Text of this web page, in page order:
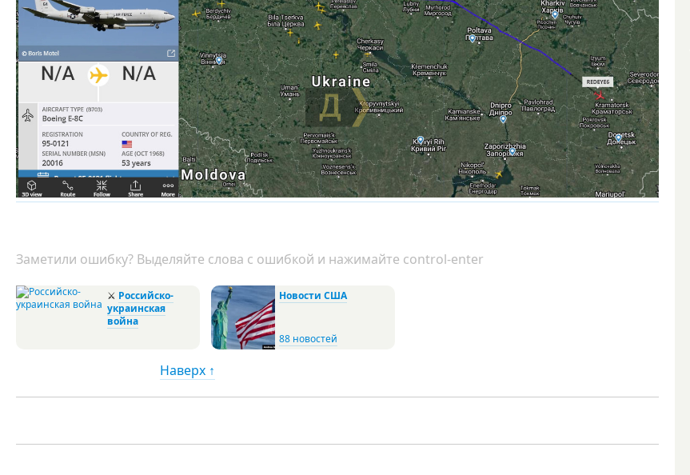
Заметили ошибку? Выделяйте слова с ошибкой и нажимайте control-enter
⚔ Российско-
украинская
война
Новости США
88 новостей
Наверх ↑